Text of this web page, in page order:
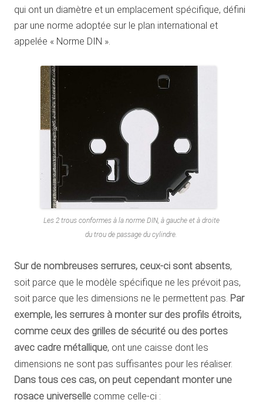
qui ont un diamètre et un emplacement spécifique, défini
par une norme adoptée sur le plan international et
appelée « Norme DIN ».
Les 2 trous conformes à la norme DIN, à gauche et à droite
du trou de passage du cylindre.
Sur de nombreuses serrures, ceux-ci sont absents,
soit parce que le modèle spécifique ne les prévoit pas,
soit parce que les dimensions ne le permettent pas. Par
exemple, les serrures à monter sur des profils étroits,
comme ceux des grilles de sécurité ou des portes
avec cadre métallique, ont une caisse dont les
dimensions ne sont pas suffisantes pour les réaliser.
Dans tous ces cas, on peut cependant monter une
rosace universelle comme celle-ci :